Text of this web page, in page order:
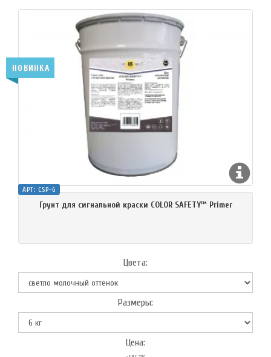
АРТ: CSP-6
Грунт для сигнальной краски COLOR SAFETY™ Primer
Цвета:
Размеры:
Цена:
НОВИНКА